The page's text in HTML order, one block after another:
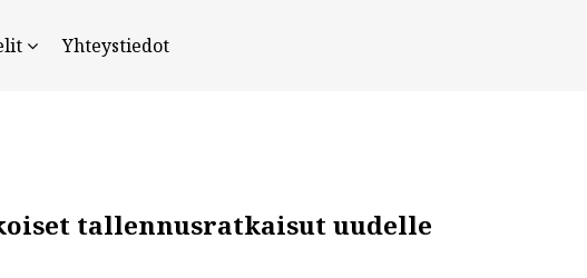
Yhteystiedot
tallennusratkaisut uudelle